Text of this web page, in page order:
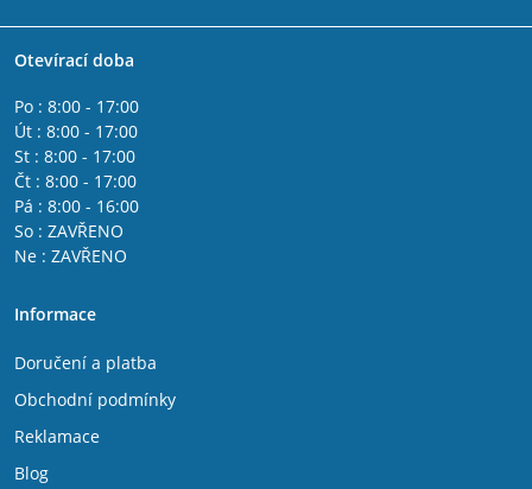
Otevírací doba
Po : 8:00 - 17:00
Út : 8:00 - 17:00
St : 8:00 - 17:00
Čt : 8:00 - 17:00
Pá : 8:00 - 16:00
So : ZAVŘENO
Ne : ZAVŘENO
Informace
Doručení a platba
Obchodní podmínky
Reklamace
Blog